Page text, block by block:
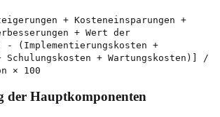
+ Kosteneinsparungen +
+ Wert der
- (Implementierungskosten +
Schulungskosten + Wartungskosten)] /
× 100
der Hauptkomponenten